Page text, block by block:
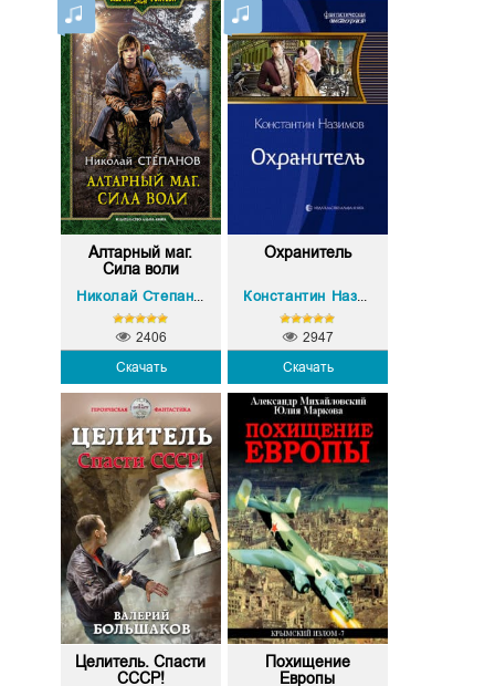
Алтарный маг.
Сила воли
Николай Степанов
Скачать
2406
Охранитель
Константин Назимов
Скачать
2947
Целитель. Спасти
СССР!
Похищение
Европы